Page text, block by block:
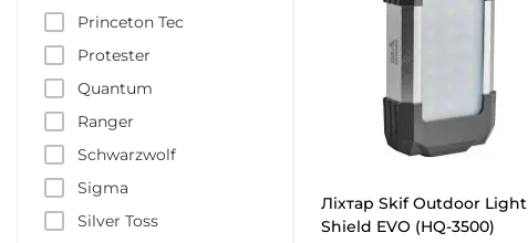
Princeton Tec
Protester
Quantum
Ranger
Schwarzwolf
Sigma
Silver Toss
Ліхтар Skif Outdoor Light
Shield EVO (HQ-3500)